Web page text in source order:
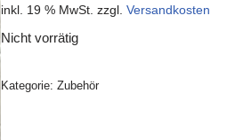
inkl. 19 % MwSt. zzgl.Versandkosten
Nicht vorrätig
Kategorie:Zubehör